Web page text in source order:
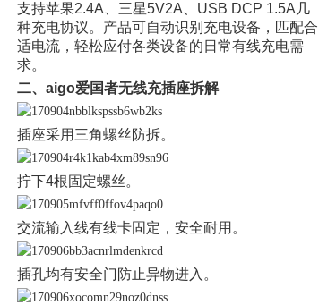
支持苹果2.4A、三星5V2A、USB DCP 1.5A几
种充电协议。产品可自动识别充电设备，匹配合
适电流，轻松应付各类设备的日常有线充电需
求。
二、aigo爱国者无线充插座拆解
插座采用三角螺丝防拆。
拧下4根固定螺丝。
交流输入线有线卡固定，安全耐用。
插孔均有安全门防止异物进入。